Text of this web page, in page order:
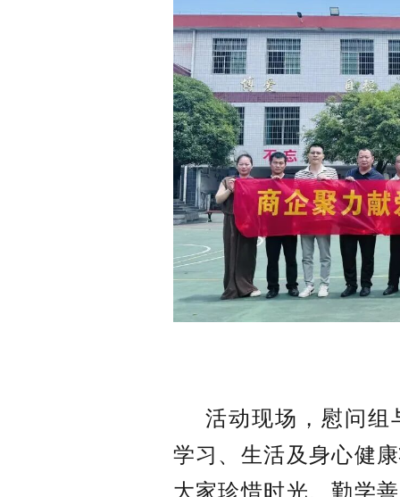
活动现场，慰问
学习、生活及身心健
大家珍惜时光、勤学